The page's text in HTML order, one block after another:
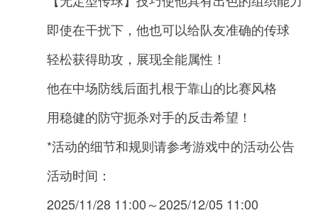
即使在干扰下，他也可以给队友准确的传球
轻松获得助攻，展现全能属性！
他在中场防线后面扎根于靠山的比赛风格
用稳健的防守扼杀对手的反击希望！
*活动的细节和规则请参考游戏中的活动公告
活动时间：
2025/11/28 11:00～2025/12/05 11:00